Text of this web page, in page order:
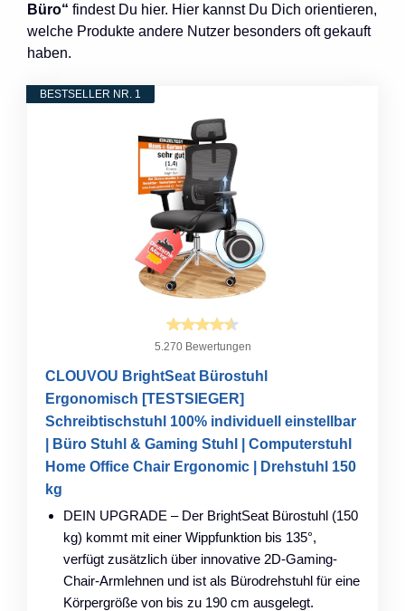
Büro“ findest Du hier. Hier kannst Du Dich orientieren,
welche Produkte andere Nutzer besonders oft gekauft
haben.
BESTSELLER NR. 1
5.270 Bewertungen
CLOUVOU BrightSeat Bürostuhl
Ergonomisch [TESTSIEGER]
Schreibtischstuhl 100% individuell einstellbar
| Büro Stuhl & Gaming Stuhl | Computerstuhl
Home Office Chair Ergonomic | Drehstuhl 150
kg
DEIN UPGRADE – Der BrightSeat Bürostuhl (150
kg) kommt mit einer Wippfunktion bis 135°,
verfügt zusätzlich über innovative 2D-Gaming-
Chair-Armlehnen und ist als Bürodrehstuhl für eine
Körpergröße von bis zu 190 cm ausgelegt.